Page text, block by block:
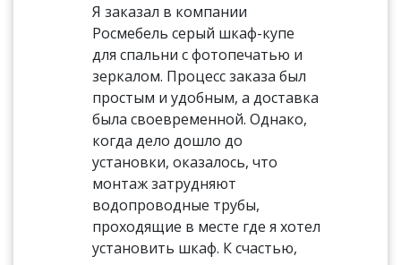
Я заказал в компании
Росмебель серый шкаф-купе
для спальни с фотопечатью и
зеркалом. Процесс заказа был
простым и удобным, а доставка
была своевременной. Однако,
когда дело дошло до
установки, оказалось, что
монтаж затрудняют
водопроводные трубы,
проходящие в месте где я хотел
установить шкаф. К счастью,